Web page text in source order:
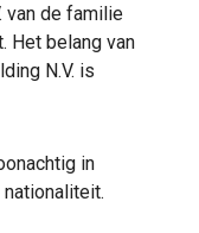
. van de familie
Het belang van
N.V. is
in